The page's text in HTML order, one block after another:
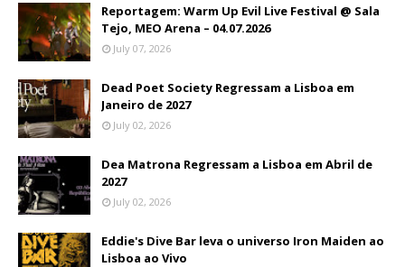
Reportagem: Warm Up Evil Live Festival @ Sala
Tejo, MEO Arena – 04.07.2026
July 07, 2026
Dead Poet Society Regressam a Lisboa em
Janeiro de 2027
July 02, 2026
Dea Matrona Regressam a Lisboa em Abril de
2027
July 02, 2026
Eddie's Dive Bar leva o universo Iron Maiden ao
Lisboa ao Vivo